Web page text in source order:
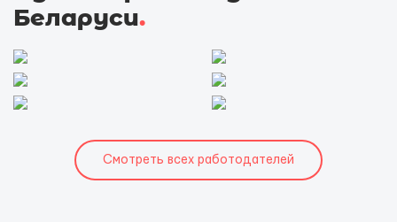
Беларуси.
Смотреть всех работодателей